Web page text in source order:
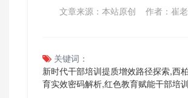
文章来源：本站原创 作者：崔
关键词：
新时代干部培训提质增效路径探索,西
育实效密码解析,红色教育赋能干部培